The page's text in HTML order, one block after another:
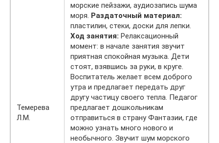
Темерева
Л.М.
морские пейзажи, аудиозапись шума
моря. Раздаточный материал:
пластилин, стеки, доски для лепки.
Ход занятия: Релаксационный
момент: в начале занятия звучит
приятная спокойная музыка. Дети
стоят, взявшись за руки, в круге.
Воспитатель желает всем доброго
утра и предлагает передать друг
другу частицу своего тепла. Педагог
предлагает дошкольникам
отправиться в страну Фантазии, где
можно узнать много нового и
необычного. Звучит шум морского